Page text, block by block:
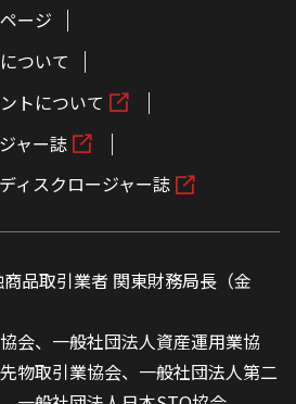
ージ
ついて
トについて
ャー誌
ィスクロージャー誌
品取引業者 関東財務局長（金
会、一般社団法人資産運用業協
物取引業協会、一般社団法人第二